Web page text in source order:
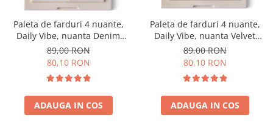
Paleta de farduri 4 nuante,
Daily Vibe, nuanta Denim
Mood 05 - 5,5g
89,00 RON
80,10 RON
ADAUGA IN COS
Paleta de farduri 4 nuante,
Daily Vibe, nuanta Velvet
Smokey 06 - 5,5g
89,00 RON
80,10 RON
ADAUGA IN COS